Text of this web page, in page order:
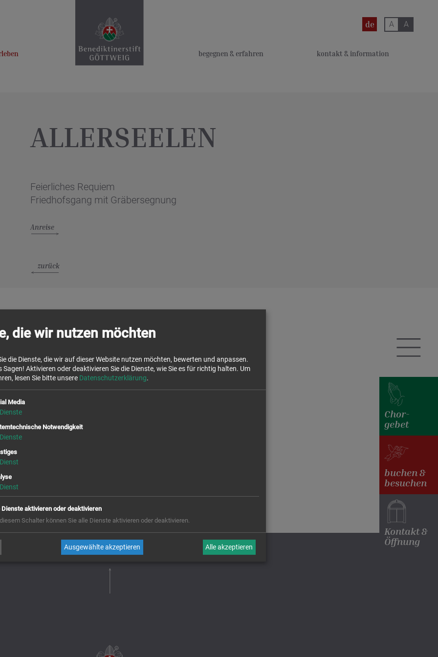
Chor-
gebet
buchen &
besuchen
Kontakt &
Öffnung
en
de
begegnen & erfahren kontakt & information
ALLERSEELEN
Feierliches Requiem
Friedhofsgang mit Gräbersegnung
Anreise
zurück
die wir nutzen möchten
die Dienste, die wir auf dieser Website nutzen möchten, bewerten und anpassen.
Sagen! Aktivieren oder deaktivieren Sie die Dienste, wie Sie es für richtig halten. Um
lesen Sie bitte unsere Datenschutzerklärung.
Media
Dienste
Notwendigkeit
Dienste
Dienst
Dienst
Dienste aktivieren oder deaktivieren
Schalter können Sie alle Dienste aktivieren oder deaktivieren.
Ausgewählte akzeptieren Alle akzeptieren